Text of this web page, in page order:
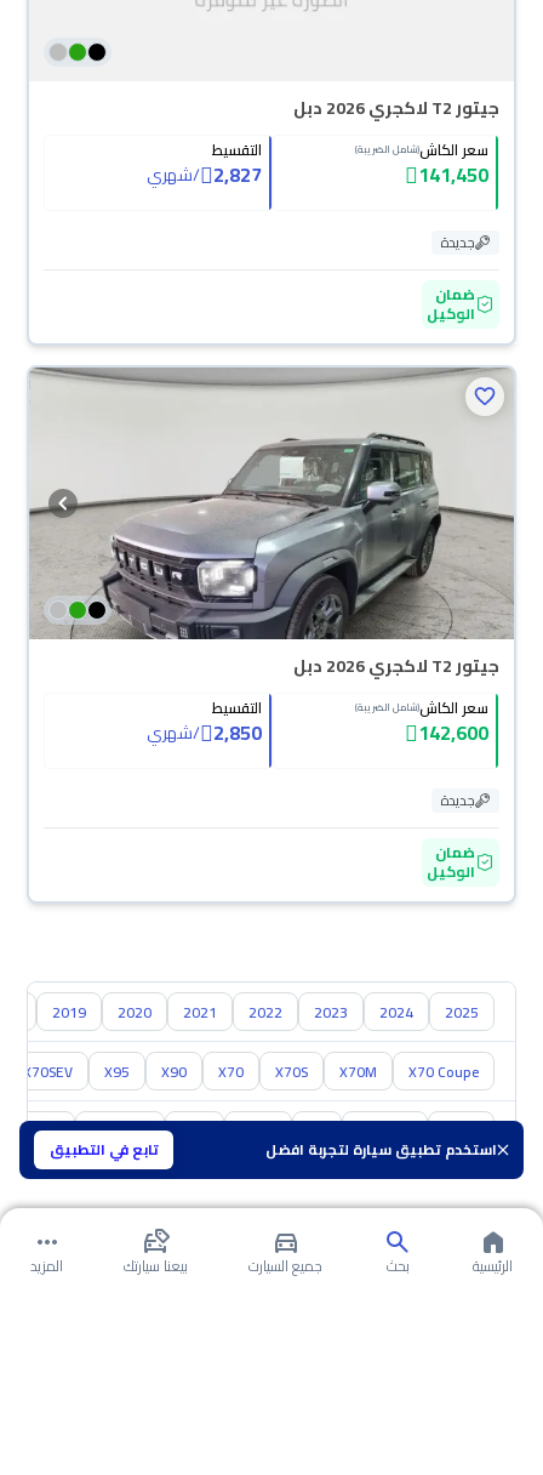
استخدم تطبيق سيارة لتجربة افضل تابع في التطبيق
جيتور T2 لاكجري 2026 دبل
سعر الكاش(شامل الضريبة)
141,450
التقسيط
2,827
/شهري
جديدة
ضمان
الوكيل
جيتور T2 لاكجري 2026 دبل
سعر الكاش(شامل الضريبة)
142,600
التقسيط
2,850
/شهري
جديدة
ضمان
الوكيل
2025
2024
2023
2022
2021
2020
2019
X70 Coupe
X70M
X70S
X70
X90
X95
X70SEV
سوزوكي هافال
الرئيسية بحث جميع السيارت بيعنا سيارتك المزيد